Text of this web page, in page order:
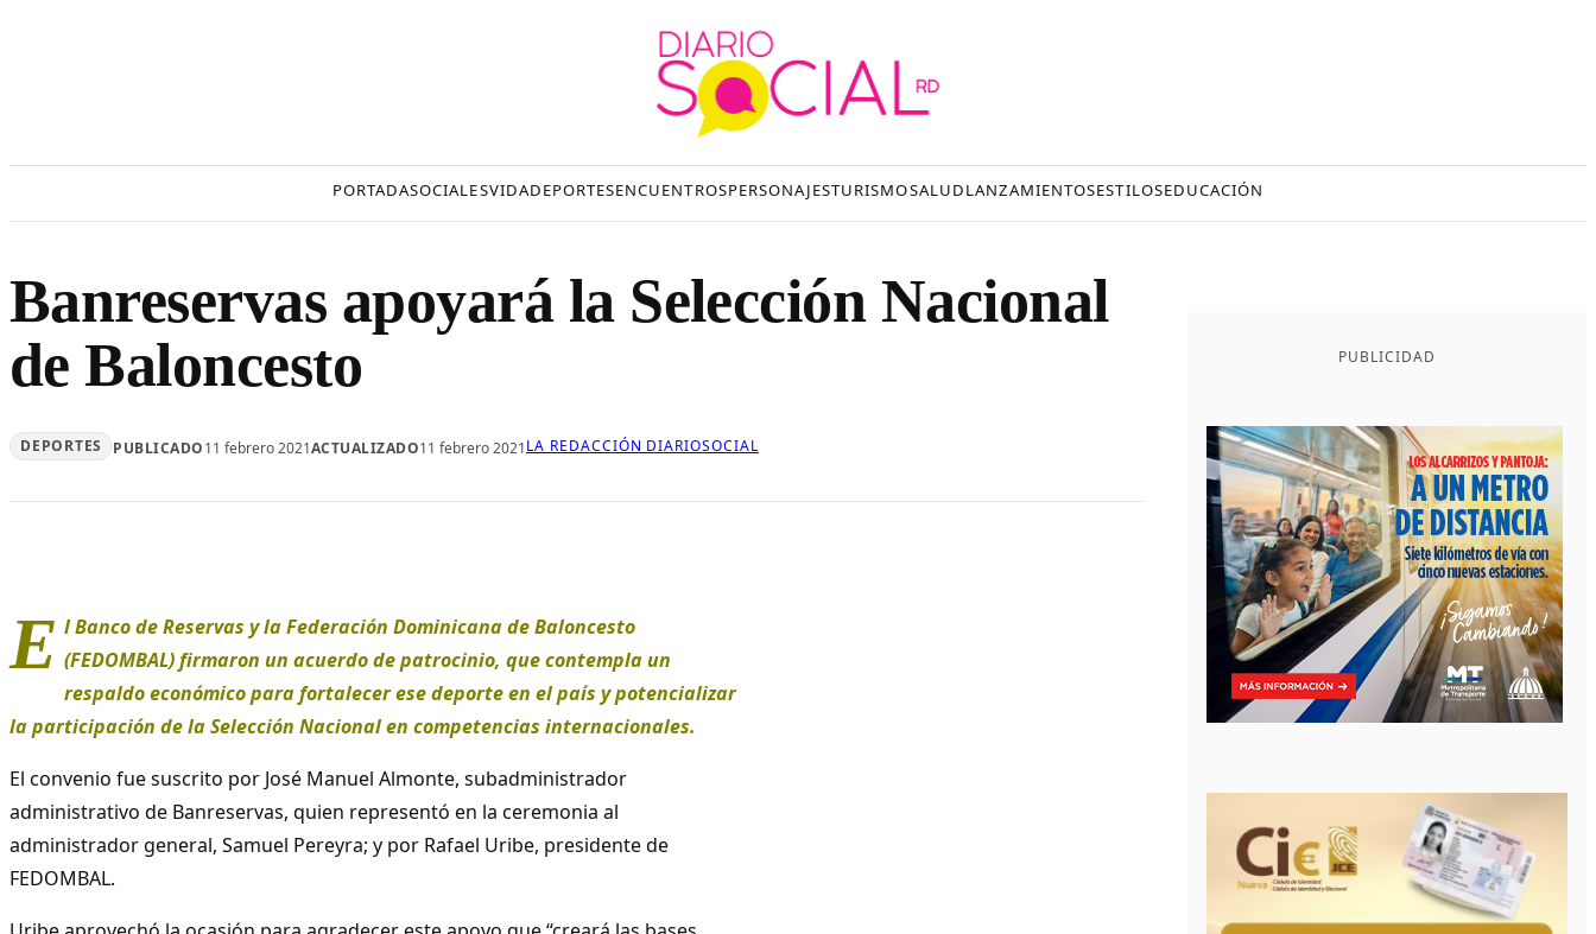
PORTADASOCIALESVIDADEPORTESENCUENTROSPERSONAJESTURISMOSALUDLANZAMIENTOSESTILOSEDUCACIÓN
Banreservas apoyará la Selección Nacional
de Baloncesto
DEPORTES PUBLICADO11 febrero 2021ACTUALIZADO11 febrero 2021LA REDACCIÓN DIARIOSOCIAL
E l Banco de Reservas y la Federación Dominicana de Baloncesto
(FEDOMBAL) firmaron un acuerdo de patrocinio, que contempla un
respaldo económico para fortalecer ese deporte en el país y potencializar
la participación de la Selección Nacional en competencias internacionales.
El convenio fue suscrito por José Manuel Almonte, subadministrador
administrativo de Banreservas, quien representó en la ceremonia al
administrador general, Samuel Pereyra; y por Rafael Uribe, presidente de
FEDOMBAL.
PUBLICIDAD